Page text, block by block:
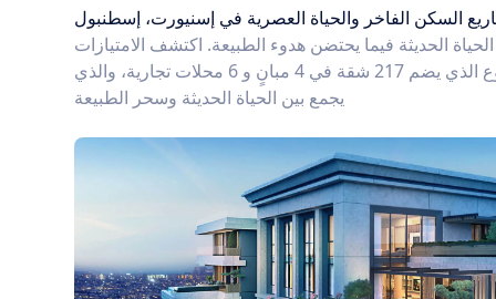
السكن الفاخر والحياة العصرية في إسنيورت، إسطنبول
الحديثة فيما يحتضن هدوء الطبيعة. اكتشف الامتيازات
التي تنتظرك في هذا المشروع الذي يضم 217 شقة في 4 مبانٍ و 6 محلات تجارية، والذي
يجمع بين الحياة الحديثة وسحر الطبيعة